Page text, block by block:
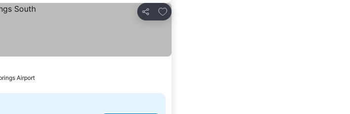
Partilhar
Adicionar aos favoritos
Airport